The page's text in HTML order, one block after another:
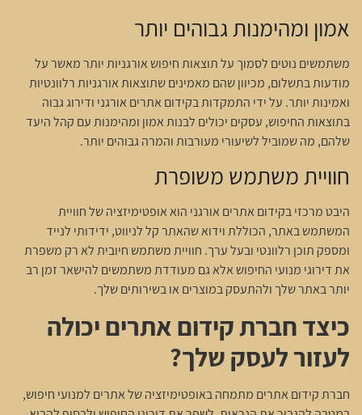
אמון ומהימנות גבוהים יותר
משתמשים נוטים לסמוך על תוצאות חיפוש אורגניות יותר מאשר על
מודעות בתשלום, מכיוון שהם מאמינים שתוצאות אורגניות רלוונטיות
ואמינות יותר. על ידי התמקדות בקידום אתרים אורגני ודירוג גבוה
בתוצאות החיפוש, עסקים יכולים לבנות אמון ומהימנות עם קהל היעד
שלהם, מה שמוביל לשיעורי מעורבות והמרה גבוהים יותר.
חוויית משתמש משופרת
היבט מרכזי בקידום אתרים אורגני הוא אופטימיזציה של חוויית
המשתמש באתר, הכוללת וידוא שהאתר קל לניווט, ידידותי לנייד
ומספק תוכן רלוונטי ובעל ערך. חוויית משתמש חיובית לא רק משפרת
את דירוגי מנועי החיפוש אלא גם מעודדת משתמשים להישאר זמן רב
יותר באתר שלך ולהתעסק במוצרים או בשירותים שלך.
כיצד חברת קידום אתרים יכולה
לעזור לעסק שלך?
חברת קידום אתרים מתמחה באופטימיזציה של אתרים למנועי חיפוש,